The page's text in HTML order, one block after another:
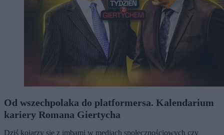
Od wszechpolaka do platformersa. Kalendarium
kariery Romana Giertycha
Dziś kojarzy się z imbami w mediach społecznościowych czy